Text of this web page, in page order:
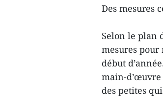
Des mesures
Selon le plan
mesures
début
main-
des petites